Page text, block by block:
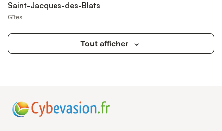
Saint-Jacques-des-Blats
Gîtes
Tout afficher